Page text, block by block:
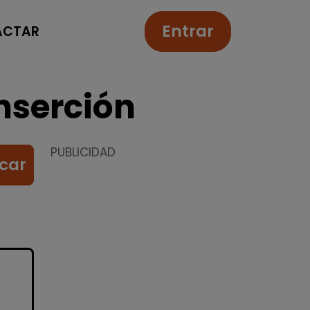
Entrar
PUBLICIDAD